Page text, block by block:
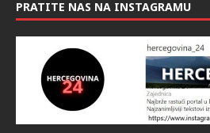
PRATITE NAS NA INSTAGRAMU